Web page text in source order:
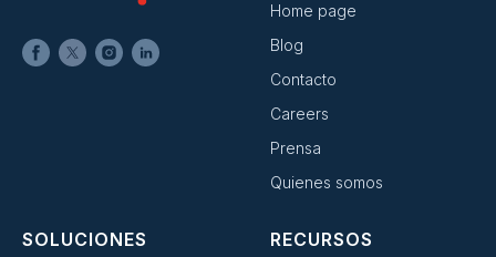
Home page
Blog
Contacto
Careers
Prensa
Quienes somos
SOLUCIONES RECURSOS